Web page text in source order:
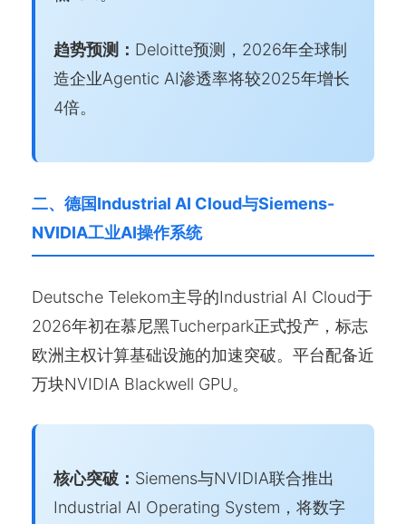
趋势预测： Deloitte预测，2026年全球制
造企业Agentic AI渗透率将较2025年增长
4倍。
二、德国Industrial AI Cloud与Siemens-
NVIDIA工业AI操作系统
Deutsche Telekom主导的Industrial AI Cloud于
2026年初在慕尼黑Tucherpark正式投产，标志
欧洲主权计算基础设施的加速突破。平台配备近
万块NVIDIA Blackwell GPU。
核心突破： Siemens与NVIDIA联合推出
Industrial AI Operating System，将数字